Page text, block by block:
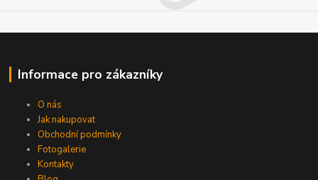
Informace pro zákazníky
O nás
Jak nakupovat
Obchodní podmínky
Fotogalerie
Kontakty